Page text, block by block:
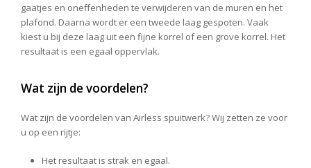
gaatjes en oneffenheden te verwijderen van de muren en het
plafond. Daarna wordt er een tweede laag gespoten. Vaak
kiest u bij deze laag uit een fijne korrel of een grove korrel. Het
resultaat is een egaal oppervlak.
Wat zijn de voordelen?
Wat zijn de voordelen van Airless spuitwerk? Wij zetten ze voor
u op een rijtje:
Het resultaat is strak en egaal.